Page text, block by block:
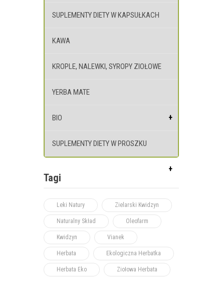
SUPLEMENTY DIETY W KAPSUŁKACH
KAWA
KROPLE, NALEWKI, SYROPY ZIOŁOWE
YERBA MATE
BIO
SUPLEMENTY DIETY W PROSZKU
Tagi
Leki Natury Zielarski Kwidzyn
Naturalny Skład Oleofarm
Kwidzyn Vianek
Herbata Ekologiczna Herbatka
Herbata Eko Ziołowa Herbata